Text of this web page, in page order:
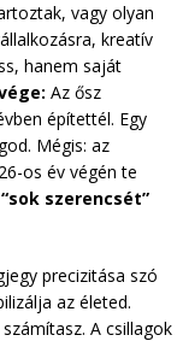
vagy olyan
kreatív
hanem saját
Az ősz
építettél. Egy
Mégis: az
os év végén te
szerencsét”
precizitása szó
az életed.
A csillagok